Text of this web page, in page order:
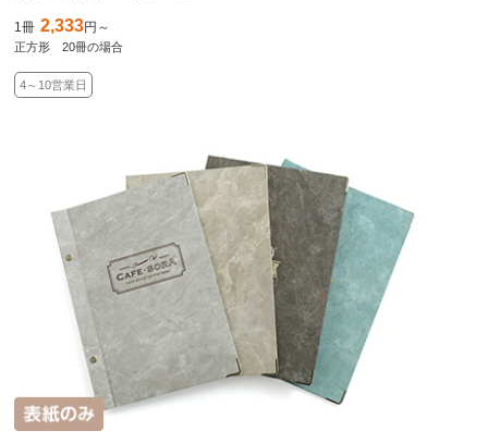
1冊 2,333円～
正方形 20冊の場合
4～10営業日